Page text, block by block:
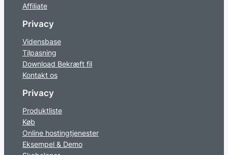
Affiliate
Privacy
Vidensbase
Tilpasning
Download Bekræft fil
Kontakt os
Privacy
Produktliste
Køb
Online hostingtjenester
Eksempel & Demo